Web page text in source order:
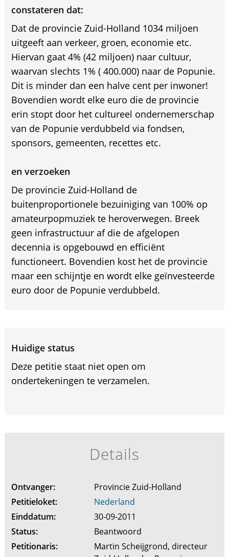
constateren dat:
Dat de provincie Zuid-Holland 1034 miljoen
uitgeeft aan verkeer, groen, economie etc.
Hiervan gaat 4% (42 miljoen) naar cultuur,
waarvan slechts 1% ( 400.000) naar de Popunie.
Dit is minder dan een halve cent per inwoner!
Bovendien wordt elke euro die de provincie
erin stopt door het cultureel ondernemerschap
van de Popunie verdubbeld via fondsen,
sponsors, gemeenten, recettes etc.
en verzoeken
De provincie Zuid-Holland de
buitenproportionele bezuiniging van 100% op
amateurpopmuziek te heroverwegen. Breek
geen infrastructuur af die de afgelopen
decennia is opgebouwd en efficiënt
functioneert. Bovendien kost het de provincie
maar een schijntje en wordt elke geïnvesteerde
euro door de Popunie verdubbeld.
Huidige status
Deze petitie staat niet open om
ondertekeningen te verzamelen.
Details
Ontvanger:
Provincie Zuid-Holland
Petitieloket:
Nederland
Einddatum:
30-09-2011
Status:
Beantwoord
Petitionaris:
Martin Scheijgrond, directeur